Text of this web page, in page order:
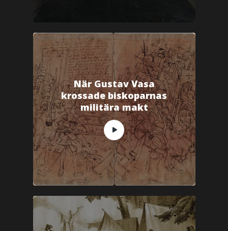
När Gustav Vasa
krossade biskoparnas
militära makt